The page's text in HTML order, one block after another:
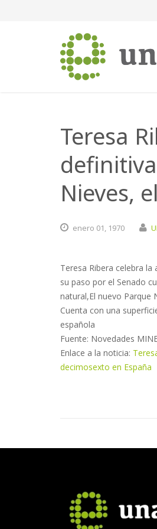
Teresa
Nieves,
enero 01, 1970
Teresa Ribera celebra
su paso por el Senado
natural,El nuevo Parque
Cuenta con una
española
Fuente: Novedades
Enlace a la noticia:
decimosexto en España